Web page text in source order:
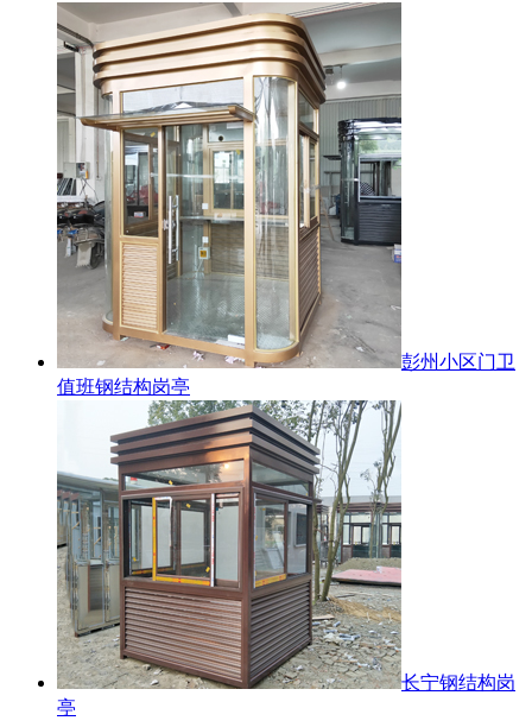
彭州小区门卫
值班钢结构岗亭
长宁钢结构岗
亭